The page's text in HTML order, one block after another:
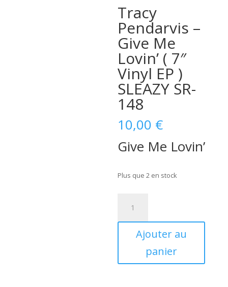
Tracy
Pendarvis –
Give Me
Lovin’ ( 7″
Vinyl EP )
SLEAZY SR-
148
10,00 €
Give Me Lovin’
Plus que 2 en stock
Tracy
PendarvisAjouter au
panier